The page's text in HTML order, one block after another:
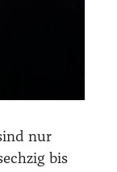
nur
bis